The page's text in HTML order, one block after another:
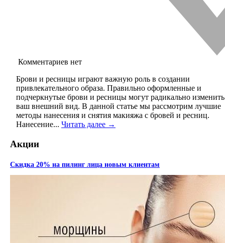
Комментариев нет
Брови и ресницы играют важную роль в создании
привлекательного образа. Правильно оформленные и
подчеркнутые брови и ресницы могут радикально изменить
ваш внешний вид. В данной статье мы рассмотрим лучшие
методы нанесения и снятия макияжа с бровей и ресниц.
Нанесение... Читать далее →
Акции
Скидка 20% на пилинг лица новым клиентам